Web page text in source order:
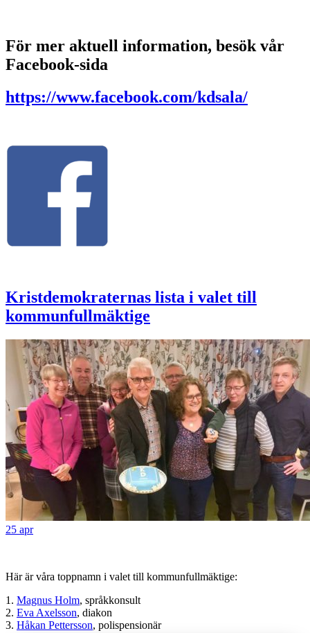
För mer aktuell information, besök vår
Facebook-sida
https://www.facebook.com/kdsala/
Kristdemokraternas lista i valet till
kommunfullmäktige
25 apr
Här är våra toppnamn i valet till kommunfullmäktige:
1. Magnus Holm, språkkonsult
2. Eva Axelsson, diakon
3. Håkan Pettersson, polispensionär